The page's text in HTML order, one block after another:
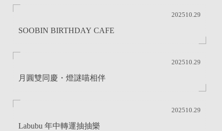
202510.29
SOOBIN BIRTHDAY CAFE
202510.29
月圓雙同慶・燈謎喵相伴
202510.29
Labubu 年中轉運抽抽樂